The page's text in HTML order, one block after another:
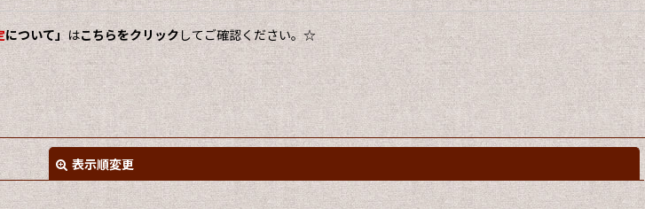
について」 はこちらをクリックしてご確認ください。☆
表示順変更